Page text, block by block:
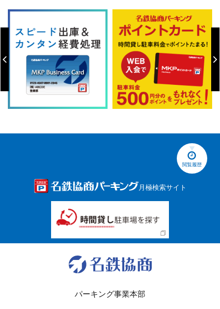
閲覧履歴
月極検索サイト
パーキング事業本部